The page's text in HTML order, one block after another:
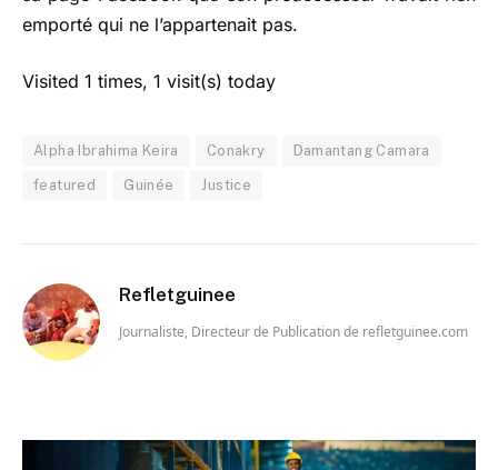
emporté qui ne l’appartenait pas.
Visited 1 times, 1 visit(s) today
Alpha Ibrahima Keira Conakry Damantang Camara
featured Guinée Justice
Refletguinee
Journaliste, Directeur de Publication de refletguinee.com